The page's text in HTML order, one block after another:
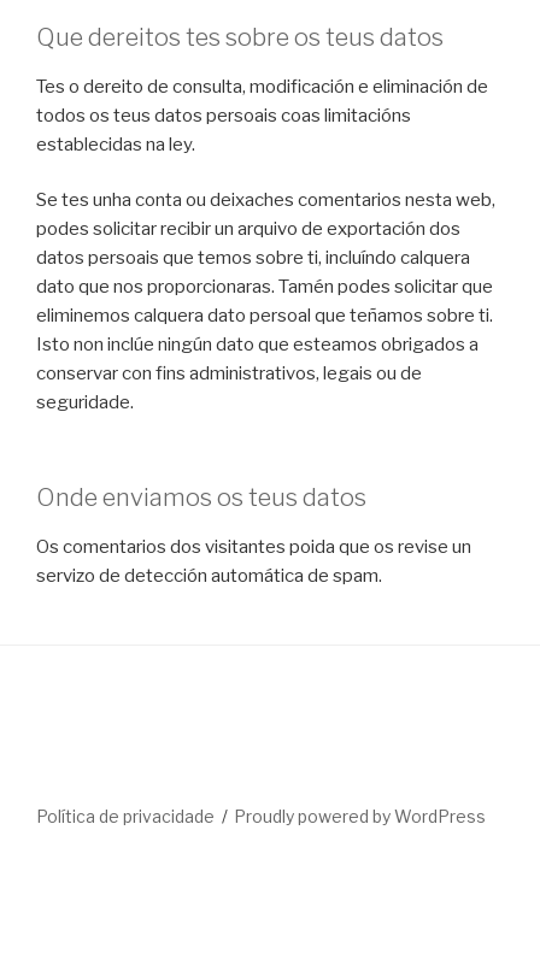
Que dereitos tes sobre os teus datos
Tes o dereito de consulta, modificación e eliminación de
todos os teus datos persoais coas limitacións
establecidas na ley.
Se tes unha conta ou deixaches comentarios nesta web,
podes solicitar recibir un arquivo de exportación dos
datos persoais que temos sobre ti, incluíndo calquera
dato que nos proporcionaras. Tamén podes solicitar que
eliminemos calquera dato persoal que teñamos sobre ti.
Isto non inclúe ningún dato que esteamos obrigados a
conservar con fins administrativos, legais ou de
seguridade.
Onde enviamos os teus datos
Os comentarios dos visitantes poida que os revise un
servizo de detección automática de spam.
Política de privacidade Proudly powered by WordPress